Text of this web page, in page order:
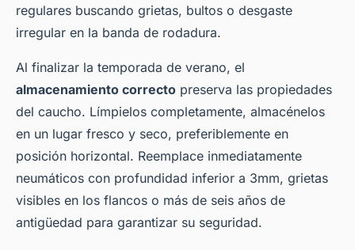
regulares buscando grietas, bultos o desgaste
irregular en la banda de rodadura.
Al finalizar la temporada de verano, el
almacenamiento correcto preserva las propiedades
del caucho. Límpielos completamente, almacénelos
en un lugar fresco y seco, preferiblemente en
posición horizontal. Reemplace inmediatamente
neumáticos con profundidad inferior a 3mm, grietas
visibles en los flancos o más de seis años de
antigüedad para garantizar su seguridad.